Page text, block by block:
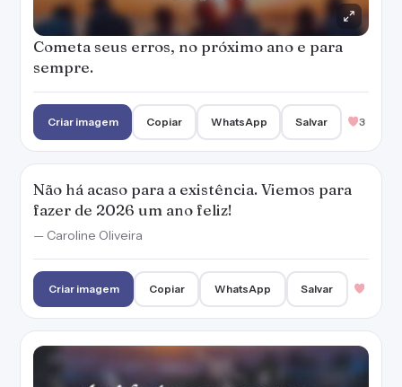
Cometa seus erros, no próximo ano e para
sempre.
Criar imagem Copiar WhatsApp Salvar 3
Não há acaso para a existência. Viemos para
fazer de 2026 um ano feliz!
— Caroline Oliveira
Criar imagem Copiar WhatsApp Salvar